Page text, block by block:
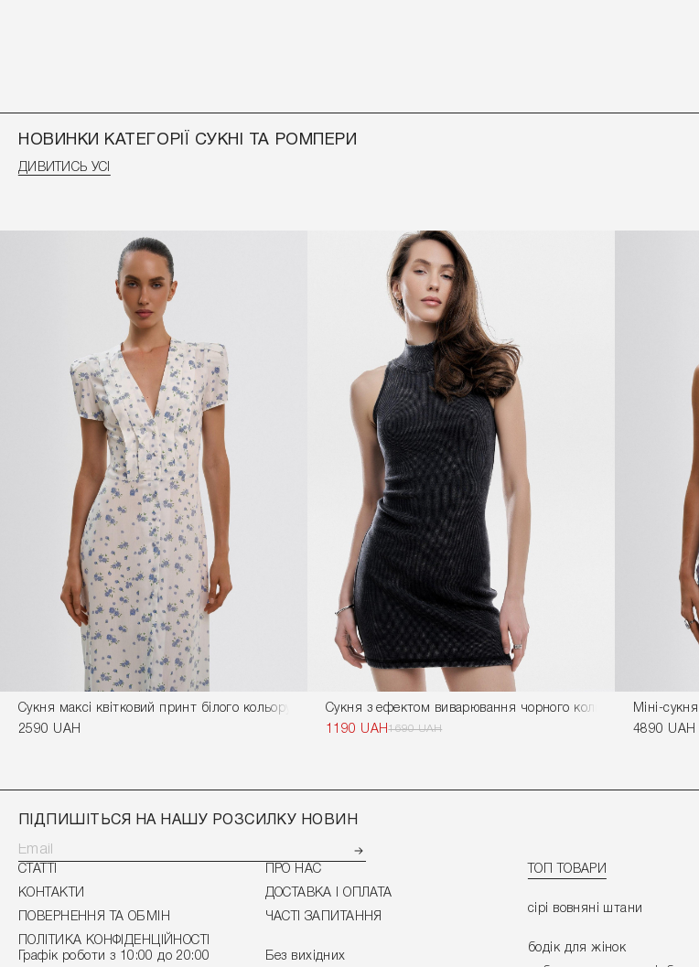
НОВИНКИ КАТЕГОРІЇ СУКНІ ТА РОМПЕРИ
ДИВИТИСЬ УСІ
Сукня максі квітковий принт білого кольору
2590 UAH
Сукня з ефектом виварювання чорного кольору
1190 UAH1690 UAH
Міні-
4890 UAH
ПІДПИШІТЬСЯ НА НАШУ РОЗСИЛКУ НОВИН
СТАТТІ
ПРО НАС
КОНТАКТИ
ДОСТАВКА І ОПЛАТА
ПОВЕРНЕННЯ ТА ОБМІН
ЧАСТІ ЗАПИТАННЯ
ПОЛІТИКА КОНФІДЕНЦІЙНОСТІ
Графік роботи з 10:00 до 20:00
Без вихідних
ТОП ТОВАРИ
сірі вовняні штани
бодік для жінок